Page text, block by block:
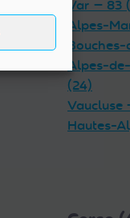
Var — 83
Alpes-
Alpes-
(24)
Vaucluse
Hautes-